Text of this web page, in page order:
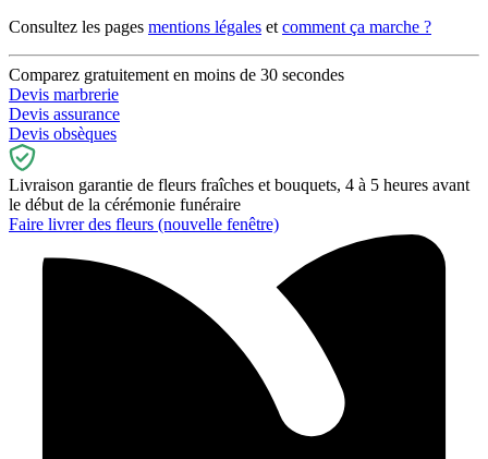
Consultez les pages mentions légales et comment ça marche ?
Comparez gratuitement en moins de 30 secondes
Devis marbrerie
Devis assurance
Devis obsèques
Livraison garantie de fleurs fraîches et bouquets, 4 à 5 heures avant
le début de la cérémonie funéraire
Faire livrer des fleurs (nouvelle fenêtre)